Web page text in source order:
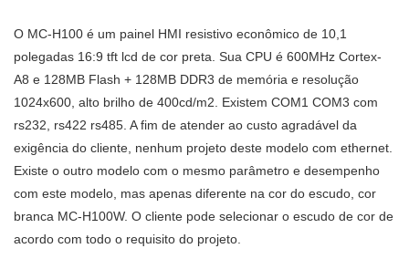
O MC-H100 é um painel HMI resistivo econômico de 10,1
polegadas 16:9 tft lcd de cor preta. Sua CPU é 600MHz Cortex-
A8 e 128MB Flash + 128MB DDR3 de memória e resolução
1024x600, alto brilho de 400cd/m2. Existem COM1 COM3 com
rs232, rs422 rs485. A fim de atender ao custo agradável da
exigência do cliente, nenhum projeto deste modelo com ethernet.
Existe o outro modelo com o mesmo parâmetro e desempenho
com este modelo, mas apenas diferente na cor do escudo, cor
branca MC-H100W. O cliente pode selecionar o escudo de cor de
acordo com todo o requisito do projeto.
podem ser personalizadas de
acordo com suas
necessidades.
toque lcd rs485 rtu painel
modbus MC-H100 podem ser
personalizadas de acordo com
suas necessidades.Desde o
início, temos atualizado
constantemente as tecnologias
de fabricação. Graças a essas
tecnologias, o desempenho do
produto também melhorou
muito. Tem uma ampla
conformidade com os padrões
internacionais. Desenvolvido
especialistas e fabricados por
nossos trabalhadores
qualificados, tem excelentes
superioridades, interface
controlador lógico programável
PLC capacitivo montado na
aplicação também foram
No(s) campo(s) de Monitores
Touch Screen, é de grande